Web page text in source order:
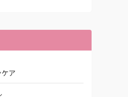
ア